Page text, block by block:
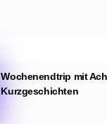
Wochenendtrip mit
Kurzgeschichten